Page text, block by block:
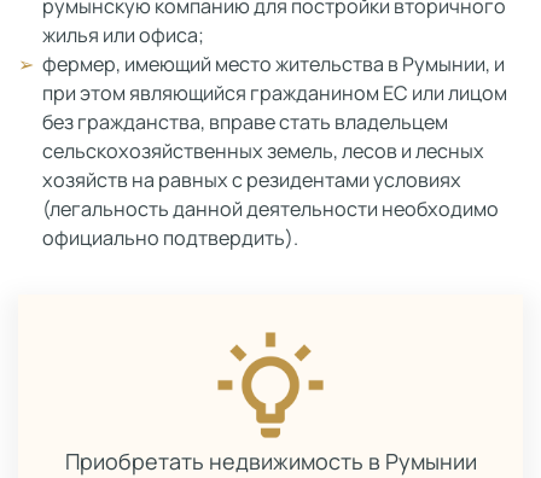
румынскую компанию для постройки вторичного
жилья или офиса;
фермер, имеющий место жительства в Румынии, и
при этом являющийся гражданином ЕС или лицом
без гражданства, вправе стать владельцем
сельскохозяйственных земель, лесов и лесных
хозяйств на равных с резидентами условиях
(легальность данной деятельности необходимо
официально подтвердить).
Приобретать недвижимость в Румынии